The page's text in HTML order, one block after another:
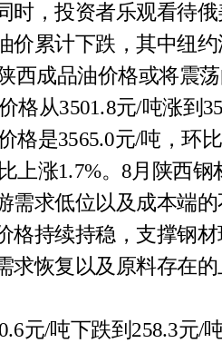
时，投资者乐观看待
累计下跌，其中纽
西成品油价格或将震荡
格从3501.8元/吨涨到
格是3565.0元/吨，环
上涨1.7%。8月陕西
需求低位以及成本端
格持续持稳，支撑钢
求恢复以及原料存在
元/吨下跌到258.3元/